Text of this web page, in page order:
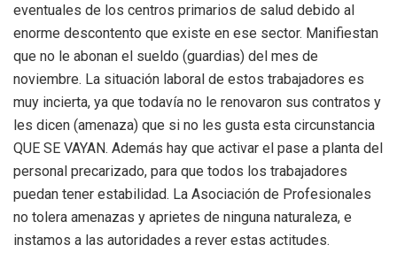
eventuales de los centros primarios de salud debido al
enorme descontento que existe en ese sector. Manifiestan
que no le abonan el sueldo (guardias) del mes de
noviembre. La situación laboral de estos trabajadores es
muy incierta, ya que todavía no le renovaron sus contratos y
les dicen (amenaza) que si no les gusta esta circunstancia
QUE SE VAYAN. Además hay que activar el pase a planta del
personal precarizado, para que todos los trabajadores
puedan tener estabilidad. La Asociación de Profesionales
no tolera amenazas y aprietes de ninguna naturaleza, e
instamos a las autoridades a rever estas actitudes.